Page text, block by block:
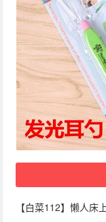
【白菜112】懒人